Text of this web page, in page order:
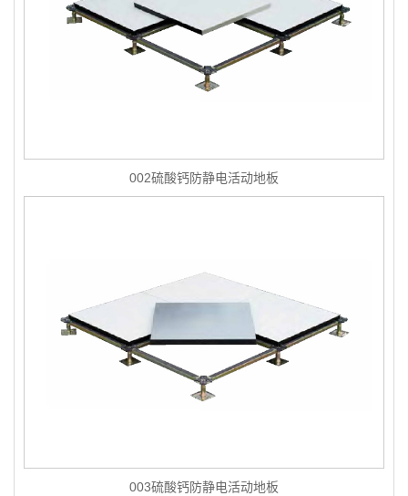
002硫酸钙防静电活动地板
003硫酸钙防静电活动地板